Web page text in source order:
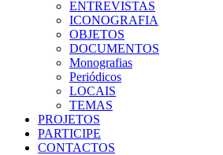
ENTREVISTAS
ICONOGRAFIA
OBJETOS
DOCUMENTOS
Monografias
Periódicos
LOCAIS
TEMAS
PROJETOS
PARTICIPE
CONTACTOS